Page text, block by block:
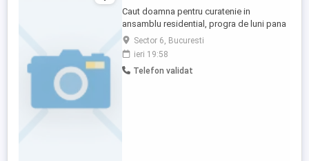
Caut doamna pentru curatenie in
ansamblu residential, progra de luni pana
vineri, 8 ore zi . Nu se lucreaza cu zona de
gunoi menajer.
Sector 6, Bucuresti
ieri 19:58
Telefon validat